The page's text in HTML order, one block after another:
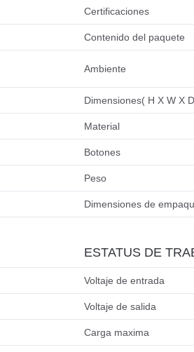
Certificaciones
Contenido del paquete
Ambiente
Dimensiones( H X W X
Material
Botones
Peso
Dimensiones de
ESTATUS DE
Voltaje de entrada
Voltaje de salida
Carga maxima